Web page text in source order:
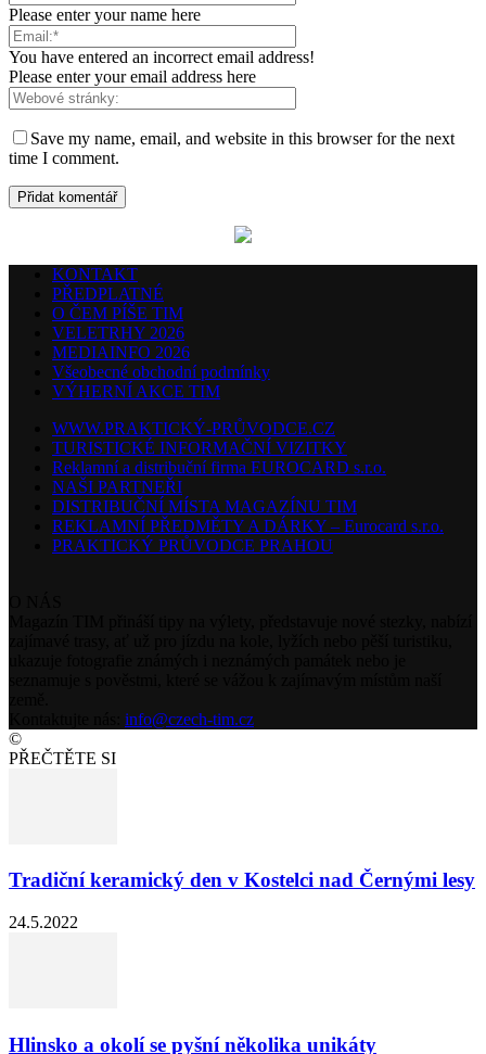
Please enter your name here
You have entered an incorrect email address!
Please enter your email address here
Save my name, email, and website in this browser for the next
time I comment.
KONTAKT
PŘEDPLATNÉ
O ČEM PÍŠE TIM
VELETRHY 2026
MEDIAINFO 2026
Všeobecné obchodní podmínky
VÝHERNÍ AKCE TIM
WWW.PRAKTICKÝ-PRŮVODCE.CZ
TURISTICKÉ INFORMAČNÍ VIZITKY
Reklamní a distribuční firma EUROCARD s.r.o.
NAŠI PARTNEŘI
DISTRIBUČNÍ MÍSTA MAGAZÍNU TIM
REKLAMNÍ PŘEDMĚTY A DÁRKY – Eurocard s.r.o.
PRAKTICKÝ PRŮVODCE PRAHOU
info@czech-tim.cz
©
PŘEČTĚTE SI
Tradiční keramický den v Kostelci nad Černými lesy
24.5.2022
Hlinsko a okolí se pyšní několika unikáty